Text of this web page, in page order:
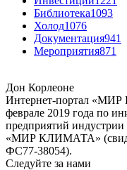
Библиотека1093
Холод1076
Документация941
Мероприятия871
Дон Корлеоне
Интернет-портал
феврале 2019 года по
предприятий индустрии
«МИР КЛИМАТА»
ФС77-38054).
Следуйте за нами